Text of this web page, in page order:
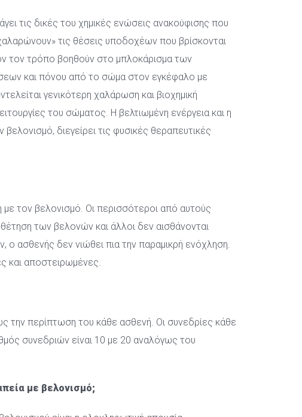
τις δικές του χημικές ενώσεις ανακούφισης που
τις θέσεις υποδοχέων που βρίσκονται
τον τρόπο βοηθούν στο μπλοκάρισμα των
και πόνου από το σώμα στον εγκέφαλο με
γενικότερη χαλάρωση και βιοχημική
του σώματος. Η βελτιωμένη ενέργεια και η
διεγείρει τις φυσικές θεραπευτικές
τον βελονισμό. Οι περισσότεροι από αυτούς
των βελονών και άλλοι δεν αισθάνονται
ασθενής δεν νιώθει πια την παραμικρή ενόχληση.
και αποστειρωμένες.
την περίπτωση του κάθε ασθενή. Οι συνεδρίες κάθε
συνεδριών είναι 10 με 20 αναλόγως του
με βελονισμό;